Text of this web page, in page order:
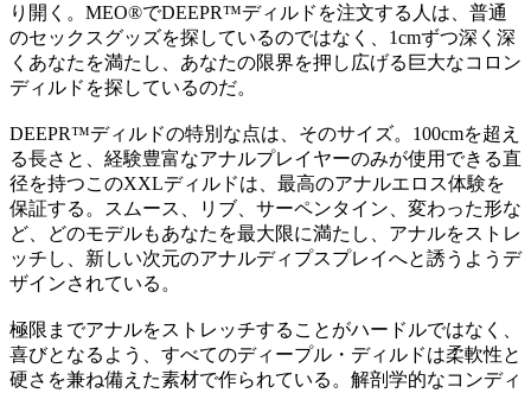
り開く。MEO®でDEEPR™ディルドを注文する人は、普通
のセックスグッズを探しているのではなく、1cmずつ深く深
くあなたを満たし、あなたの限界を押し広げる巨大なコロン
ディルドを探しているのだ。
DEEPR™ディルドの特別な点は、そのサイズ。100cmを超え
る長さと、経験豊富なアナルプレイヤーのみが使用できる直
径を持つこのXXLディルドは、最高のアナルエロス体験を
保証する。スムース、リブ、サーペンタイン、変わった形な
ど、どのモデルもあなたを最大限に満たし、アナルをストレ
ッチし、新しい次元のアナルディプスプレイへと誘うようデ
ザインされている。
極限までアナルをストレッチすることがハードルではなく、
喜びとなるよう、すべてのディープル・ディルドは柔軟性と
硬さを兼ね備えた素材で作られている。解剖学的なコンディ